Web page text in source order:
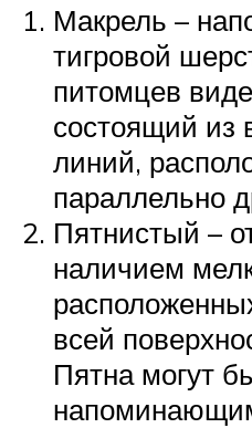
Макрель –
тигровой
питомцев
состоящий из
линий,
параллельно
Пятнистый –
наличием
всей
Пятна могут